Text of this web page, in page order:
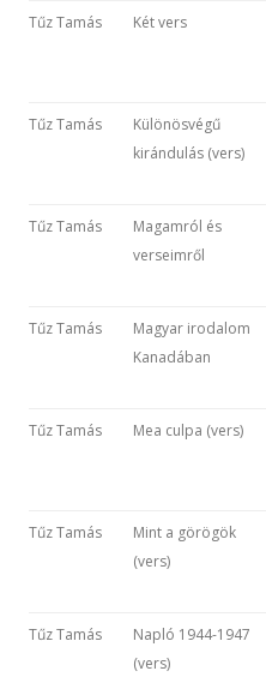
Tűz Tamás Két vers
Tűz Tamás
Különösvégű
kirándulás (vers)
Tűz Tamás
Magamról és
verseimről
Tűz Tamás
Magyar irodalom
Kanadában
Tűz Tamás Mea culpa (vers)
Tűz Tamás
Mint a görögök
(vers)
Tűz Tamás
Napló 1944-1947
(vers)